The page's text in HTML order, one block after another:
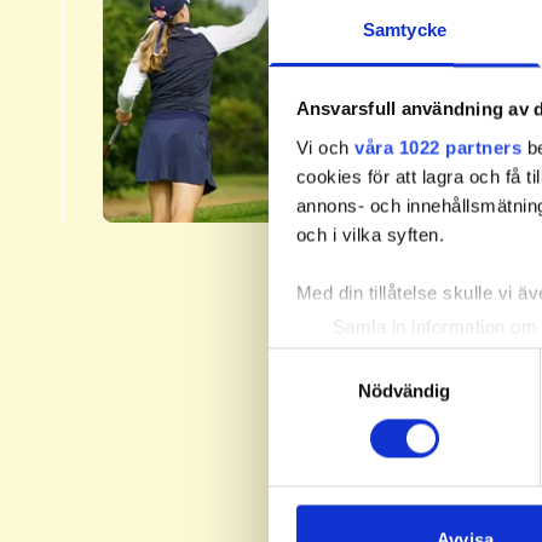
Samtycke
Ansvarsfull användning av
Vi och våra 1022 partners
cookies för att lagra och få
annons- och
och i vilka syften.
Med din tillåtelse skulle vi
Samla in information
Identifiera din enhet
Ta reda på mer om hur
eller dra tillbaka ditt
sociala medier och
till de sociala medier och
Nödvändig
​Läs